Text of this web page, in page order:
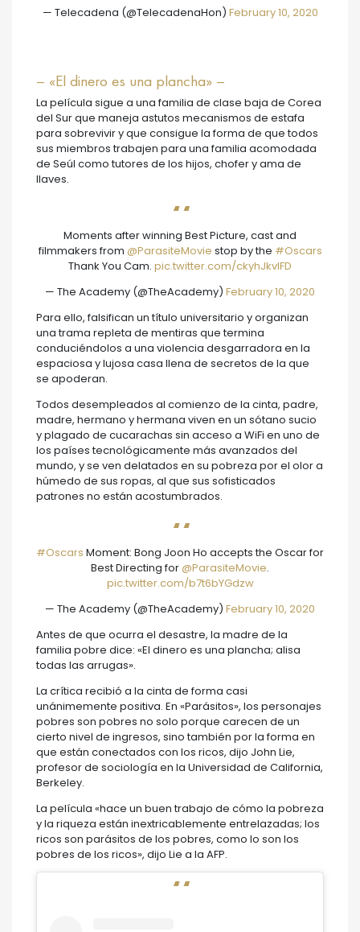
— Telecadena (@TelecadenaHon) February 10, 2020
– «El dinero es una plancha» –
La película sigue a una familia de clase baja de Corea
del Sur que maneja astutos mecanismos de estafa
para sobrevivir y que consigue la forma de que todos
sus miembros trabajen para una familia acomodada
de Seúl como tutores de los hijos, chofer y ama de
llaves.
Moments after winning Best Picture, cast and
filmmakers from @ParasiteMovie stop by the #Oscars
Thank You Cam. pic.twitter.com/ckyhJkvIFD
— The Academy (@TheAcademy) February 10, 2020
Para ello, falsifican un título universitario y organizan
una trama repleta de mentiras que termina
conduciéndolos a una violencia desgarradora en la
espaciosa y lujosa casa llena de secretos de la que
se apoderan.
Todos desempleados al comienzo de la cinta, padre,
madre, hermano y hermana viven en un sótano sucio
y plagado de cucarachas sin acceso a WiFi en uno de
los países tecnológicamente más avanzados del
mundo, y se ven delatados en su pobreza por el olor a
húmedo de sus ropas, al que sus sofisticados
patrones no están acostumbrados.
#Oscars Moment: Bong Joon Ho accepts the Oscar for
Best Directing for @ParasiteMovie.
pic.twitter.com/b7t6bYGdzw
— The Academy (@TheAcademy) February 10, 2020
Antes de que ocurra el desastre, la madre de la
familia pobre dice: «El dinero es una plancha; alisa
todas las arrugas».
La crítica recibió a la cinta de forma casi
unánimemente positiva. En «Parásitos», los personajes
pobres son pobres no solo porque carecen de un
cierto nivel de ingresos, sino también por la forma en
que están conectados con los ricos, dijo John Lie,
profesor de sociología en la Universidad de California,
Berkeley.
La película «hace un buen trabajo de cómo la pobreza
y la riqueza están inextricablemente entrelazadas; los
ricos son parásitos de los pobres, como lo son los
pobres de los ricos», dijo Lie a la AFP.